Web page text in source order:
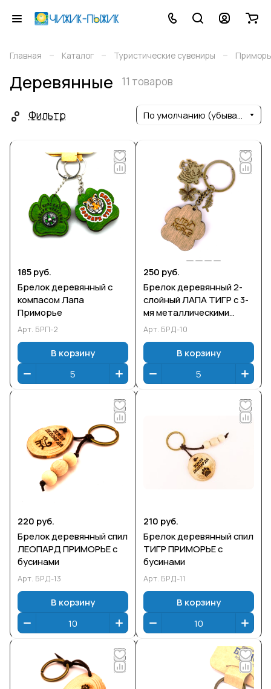
Главная – Каталог – Туристические сувениры –
Деревянные 11 товаров
Фильтр По умолчанию (убывание)
185 руб.
Брелок деревянный с
компасом Лапа
Приморье
Арт. БРП-2
В корзину
250 руб.
Брелок деревянный 2-
слойный ЛАПА ТИГР с 3-
мя металлическими
подвесками ПРИМОРЬЕ
Арт. БРД-10
В корзину
220 руб.
Брелок деревянный спил
ЛЕОПАРД ПРИМОРЬЕ с
бусинами
Арт. БРД-13
В корзину
210 руб.
Брелок деревянный спил
ТИГР ПРИМОРЬЕ с
бусинами
Арт. БРД-11
В корзину